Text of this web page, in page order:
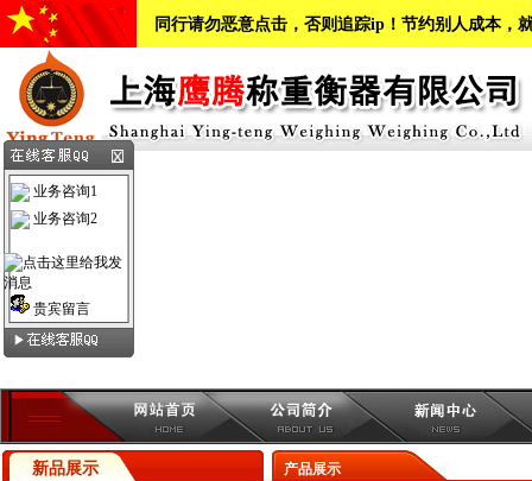
同行请勿恶意点击，否则追踪ip！节约别人成本，
新品展示 产品展示
业务咨询1
业务咨询2
贵宾留言